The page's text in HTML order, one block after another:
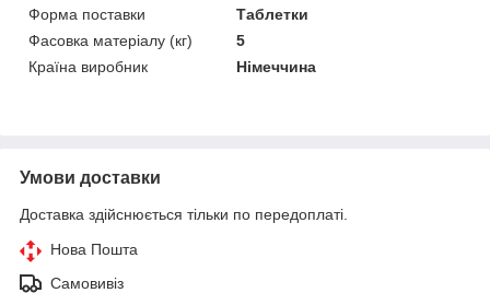
Форма поставки
Таблетки
Фасовка матеріалу (кг)
5
Країна виробник
Німеччина
Умови доставки
Доставка здійснюється тільки по передоплаті.
Нова Пошта
Самовивіз